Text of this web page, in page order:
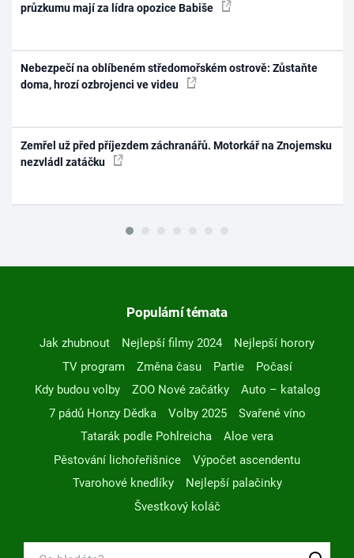
průzkumu mají za lídra opozice Babiše
Nebezpečí na oblíbeném středomořském ostrově: Zůstaňte
doma, hrozí ozbrojenci ve videu
Zemřel už před příjezdem záchranářů. Motorkář na Znojemsku
nezvládl zatáčku
Populární témata
Jak zhubnout Nejlepší filmy 2024
Nejlepší horory
TV program
Změna času Partie
Počasí
Kdy budou volby
ZOO Nové začátky
Auto – katalog
7 pádů Honzy Dědka
Volby 2025
Svařené víno
Tatarák podle Pohlreicha
Aloe vera
Pěstování lichořeřišnice
Výpočet ascendentu
Tvarohové knedlíky
Nejlepší palačinky
Švestkový koláč